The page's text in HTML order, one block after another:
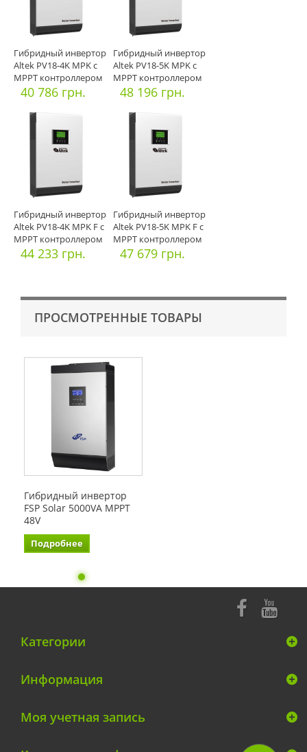
Гибридный инвертор
Altek PV18-4K MPK с
МРРТ контроллером
60А
40 786 грн.
Гибридный инвертор
Altek PV18-5K MPK с
МРРТ контроллером
6048 196 грн.
Гибридный инвертор
Altek PV18-4K MPK F с
МРРТ контроллером
44 233 грн.
Гибридный инвертор
Altek PV18-5K MPK F с
МРРТ контроллером
47 679 грн.
ПРОСМОТРЕННЫЕ ТОВАРЫ
Гибридный инвертор
FSP Solar 5000VA MPPT
48V
Подробнее
Категории
Информация
Моя учетная запись